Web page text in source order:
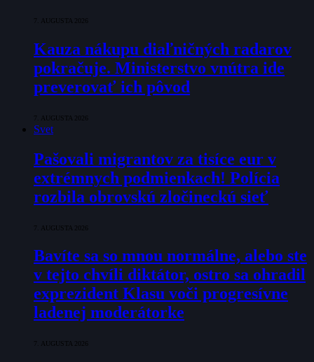
7. AUGUSTA 2026
Kauza nákupu diaľničných radarov
pokračuje. Ministerstvo vnútra ide
preverovať ich pôvod
7. AUGUSTA 2026
Svet
Pašovali migrantov za tisíce eur v
extrémnych podmienkach! Polícia
rozbila obrovskú zločineckú sieť
7. AUGUSTA 2026
Bavíte sa so mnou normálne, alebo ste
v tejto chvíli diktátor, ostro sa ohradil
exprezident Klasu voči progresívne
ladenej moderátorke
7. AUGUSTA 2026